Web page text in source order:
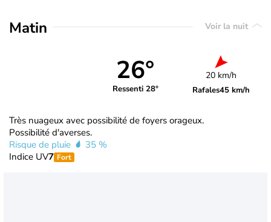
Matin Voir la nuit
26°
Ressenti 28°
20 km/h
Rafales45 km/h
Très nuageux avec possibilité de foyers orageux.
Possibilité d'averses.
Risque de pluie
35 %
Indice UV7 Fort